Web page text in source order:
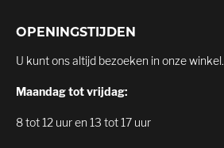
OPENINGSTIJDEN
U kunt ons altijd bezoeken in onze winkel.
Maandag tot vrijdag:
8 tot 12 uur en 13 tot 17 uur